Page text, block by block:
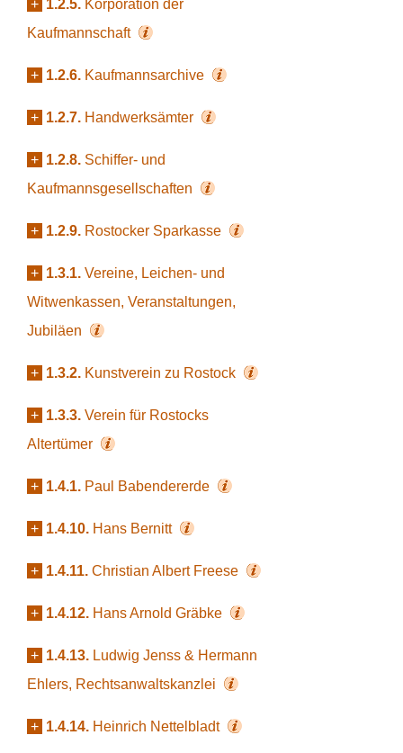
+ 1.2.5. Korporation der
Kaufmannschaft
+ 1.2.6. Kaufmannsarchive
+ 1.2.7. Handwerksämter
+ 1.2.8. Schiffer- und
Kaufmannsgesellschaften
+ 1.2.9. Rostocker Sparkasse
+ 1.3.1. Vereine, Leichen- und
Witwenkassen, Veranstaltungen,
Jubiläen
+ 1.3.2. Kunstverein zu Rostock
+ 1.3.3. Verein für Rostocks
Altertümer
+ 1.4.1. Paul Babendererde
+ 1.4.10. Hans Bernitt
+ 1.4.11. Christian Albert Freese
+ 1.4.12. Hans Arnold Gräbke
+ 1.4.13. Ludwig Jenss & Hermann
Ehlers, Rechtsanwaltskanzlei
+ 1.4.14. Heinrich Nettelbladt